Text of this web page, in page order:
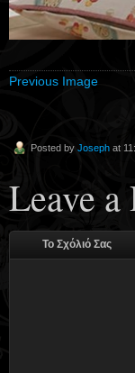
Previous Image
Posted by Joseph at
Leave a
Το Σχόλιό Σας